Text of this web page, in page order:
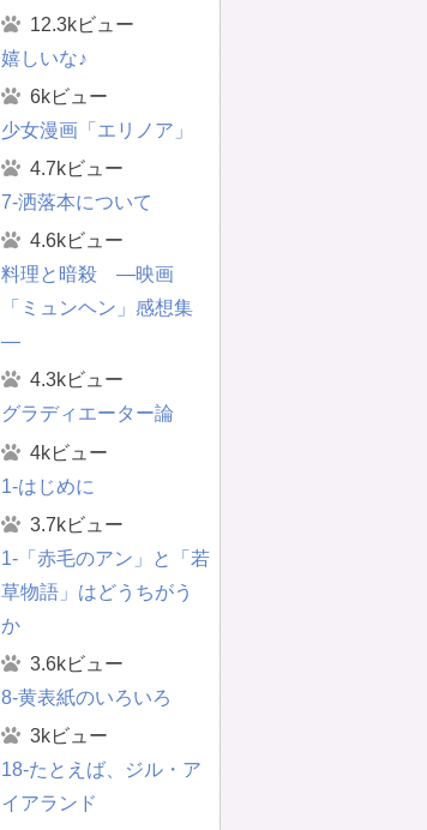
12.3kビュー
嬉しいな♪
6kビュー
少女漫画「エリノア」
4.7kビュー
7-洒落本について
4.6kビュー
料理と暗殺 ―映画
「ミュンヘン」感想集
―
4.3kビュー
グラディエーター論
4kビュー
1-はじめに
3.7kビュー
1-「赤毛のアン」と「若
草物語」はどうちがう
か
3.6kビュー
8-黄表紙のいろいろ
3kビュー
18-たとえば、ジル・ア
イアランド